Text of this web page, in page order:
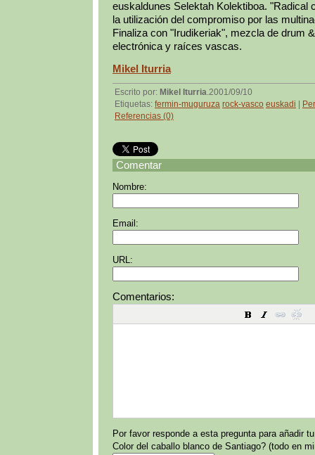
euskaldunes Selektah Kolektiboa. "Radical
la utilización del compromiso por las
Finaliza con "Irudikeriak", mezcla de drum
electrónica y raíces vascas.
Mikel Iturria
Escrito por: Mikel Iturria .2001/09/10
Etiquetas: fermin-muguruza rock-vasco euskadi
Referencias (0)
Comentar
Nombre:
Email:
URL:
Comentarios:
Por favor responde a esta pregunta para añadir
Color del caballo blanco de Santiago? (todo en